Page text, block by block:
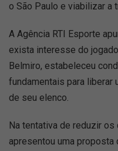
o São Paulo e viabilizar a
A Agência RTI Esporte
exista interesse do
Belmiro, estabeleceu
fundamentais para
de seu elenco.
Na tentativa de reduzir
apresentou uma proposta